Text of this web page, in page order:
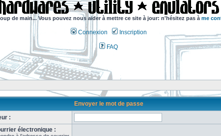
de main... Vous pouvez nous aider à mettre ce site à jour: n'hésitez pas à me
Connexion Inscription
FAQ
Envoyer le mot de passe
:
électronique :